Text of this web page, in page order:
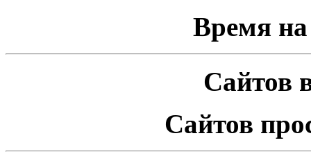
Время на
Сайтов
Сайтов